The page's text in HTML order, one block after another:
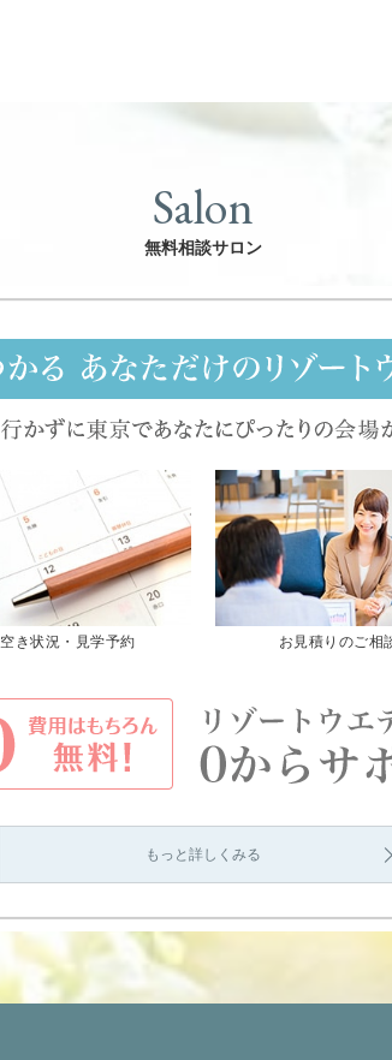
Salon
無料相談サロン
空き状況・見学予約 お見積りのご相
もっと詳しくみる